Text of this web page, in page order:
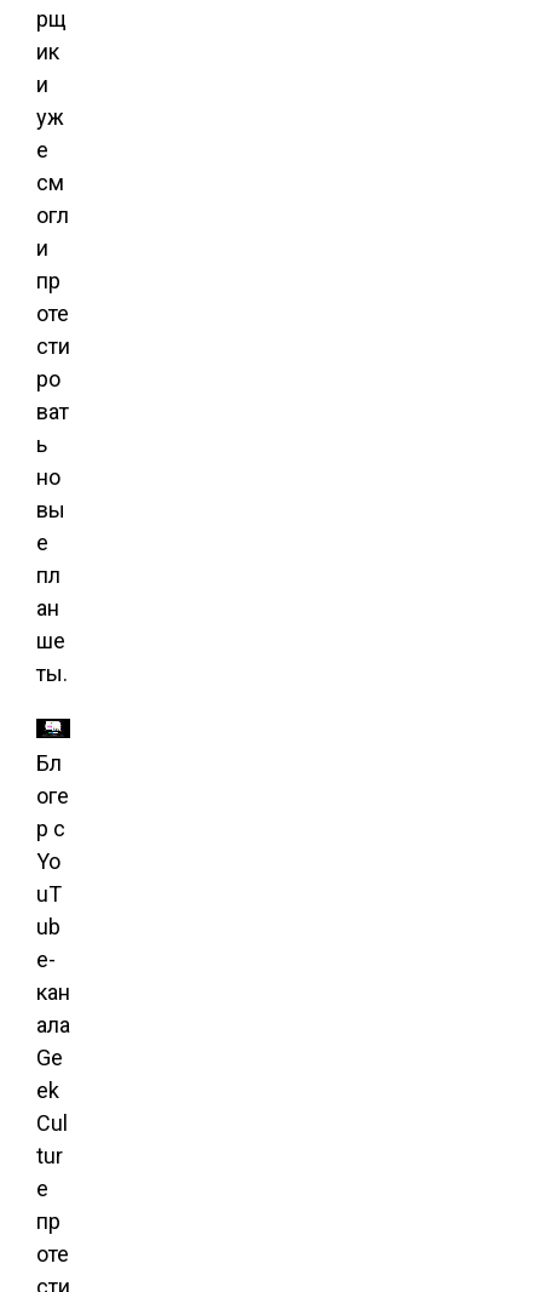
рщ
ик
и
уж
е
см
огл
и
пр
оте
сти
ро
ват
ь
но
вы
е
пл
ан
ше
ты.
Бл
оге
р с
Yo
uT
ub
e-
кан
ала
Ge
ek
Cul
tur
e
пр
оте
сти